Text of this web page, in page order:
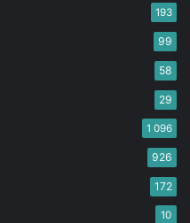
193
99
58
29
1 096
926
172
10